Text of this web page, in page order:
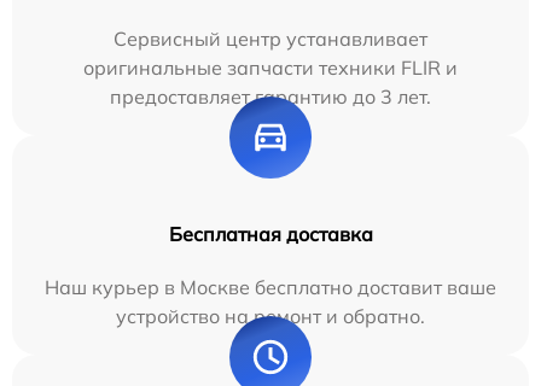
Сервисный центр устанавливает
оригинальные запчасти техники FLIR и
предоставляет гарантию до 3 лет.
Бесплатная доставка
Наш курьер в Москве бесплатно доставит ваше
устройство на ремонт и обратно.